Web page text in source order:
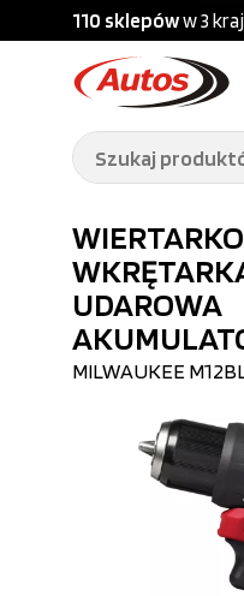
110 sklepóww 3Części
naczep
B2BGaleria
kwartalny
UDAROWA
MILWAUKEE